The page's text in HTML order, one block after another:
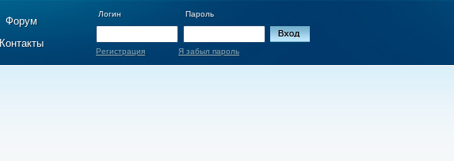
Форум
Контакты
Логин Пароль
Регистрация Я забыл пароль